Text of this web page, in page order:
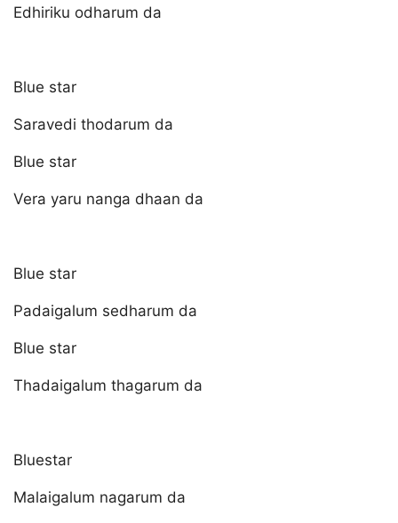
Edhiriku odharum da
Blue star
Saravedi thodarum da
Blue star
Vera yaru nanga dhaan da
Blue star
Padaigalum sedharum da
Blue star
Thadaigalum thagarum da
Bluestar
Malaigalum nagarum da